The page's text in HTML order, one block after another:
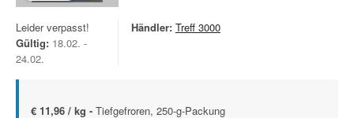
Leider verpasst!
Gültig: 18.02. -
24.02.
Händler: Treff 3000
€ 11,96 / kg - Tiefgefroren, 250-g-Packung